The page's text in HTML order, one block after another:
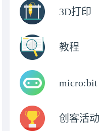
3D打印
教程
micro:bit
创客活动